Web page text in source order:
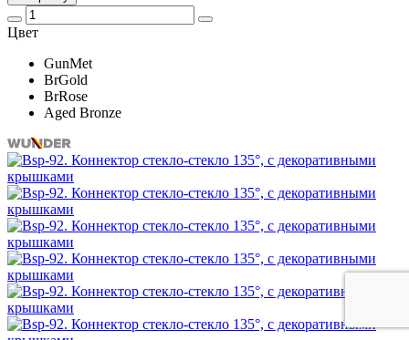
Цвет
GunMet
BrGold
BrRose
Aged Bronze